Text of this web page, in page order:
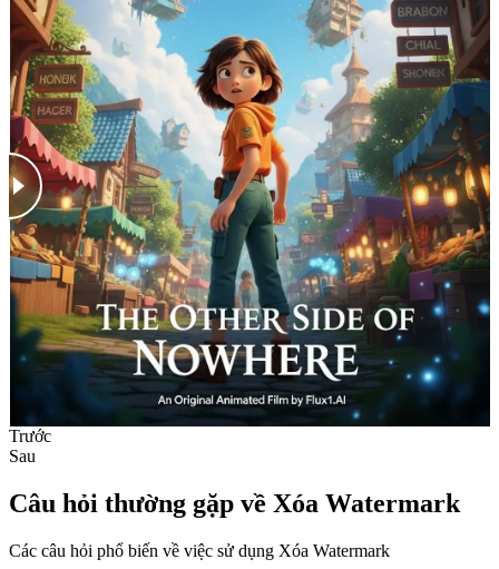
Trước
Sau
Câu hỏi thường gặp về Xóa Watermark
Các câu hỏi phổ biến về việc sử dụng Xóa Watermark